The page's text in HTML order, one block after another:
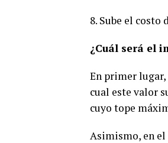
8. Sube el
¿Cuál será el
En primer lugar,
cual este valor
cuyo tope
Asimismo, en el